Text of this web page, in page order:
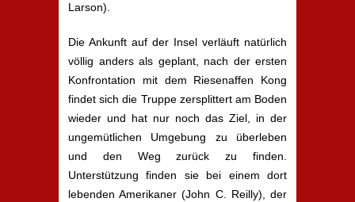
Larson).
Die Ankunft auf der Insel verläuft natürlich
völlig anders als geplant, nach der ersten
Konfrontation mit dem Riesenaffen Kong
findet sich die Truppe zersplittert am Boden
wieder und hat nur noch das Ziel, in der
ungemütlichen Umgebung zu überleben
und den Weg zurück zu finden.
Unterstützung finden sie bei einem dort
lebenden Amerikaner (John C. Reilly), der